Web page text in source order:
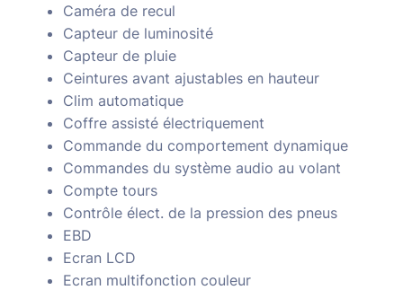
Caméra de recul
Capteur de luminosité
Capteur de pluie
Ceintures avant ajustables en hauteur
Clim automatique
Coffre assisté électriquement
Commande du comportement dynamique
Commandes du système audio au volant
Compte tours
Contrôle élect. de la pression des pneus
EBD
Ecran LCD
Ecran multifonction couleur